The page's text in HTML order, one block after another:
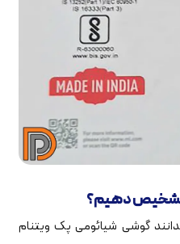
تشخیص دهیم؟
گوشی شیائومی پک ویتنام